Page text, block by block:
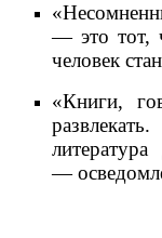
— это тот,
человек
«Книги,
—